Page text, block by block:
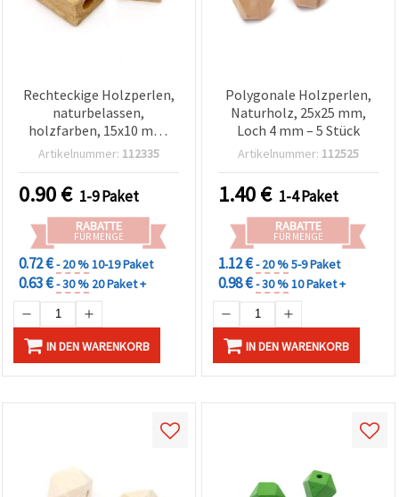
Rechteckige Holzperlen,
naturbelassen,
holzfarben, 15x10 mm,
Loch 3 mm – 10 Stück
Artikelnummer: 112335
0.90€ 1-9 Paket
RABATTE
FÜR MENGE
0.72 €- 20 %10-19 Paket
0.63 €- 30 % 20 Paket +
IN DEN WARENKORB
Polygonale Holzperlen,
Naturholz, 25x25 mm,
Loch 4 mm – 5 Stück
Artikelnummer: 112525
1.40€ 1-4 Paket
RABATTE
FÜR MENGE
1.12 €- 20 %5-9 Paket
0.98 €- 30 %10 Paket +
IN DEN WARENKORB